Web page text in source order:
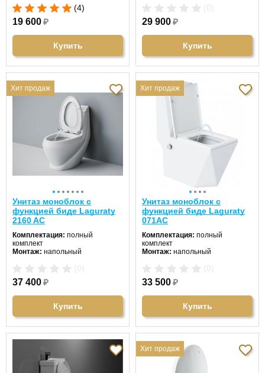
(4)
19 600₽
Купить
Цвет унитаза:
Длина:64 см
79 см
29 900₽
Купить
Хит продаж
Унитаз моноблок с
функцией биде Laguraty
2160 AС
Комплектация: полный
комплект
Монтаж: напольный
Цвет унитаза:
Длина:75 см
78 см
37 400₽
Купить
Хит продаж
Унитаз моноблок с
функцией биде Laguraty
071AC
Комплектация: полный
комплект
Монтаж: напольный
Цвет унитаза:
Длина:67 см
40 см
33 500₽
Купить
Хит продаж